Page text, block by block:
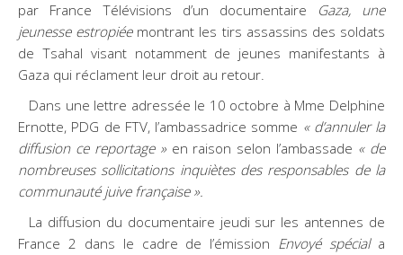
par France Télévisions d’un documentaire Gaza, une
jeunesse estropiéemontrant les tirs assassins des soldats
de Tsahal visant notamment de jeunes manifestants à
Gaza qui réclament leur droit au retour.
Dans une lettre adressée le 10 octobre à Mme Delphine
Ernotte, PDG de FTV, l’ambassadrice somme « d’annuler la
diffusion ce reportage »en raison selon l’ambassade « de
nombreuses sollicitations inquiètes des responsables de la
communauté juive française ».
La diffusion du documentaire jeudi sur les antennes de
France 2 dans le cadre de l’émission Envoyé spéciala